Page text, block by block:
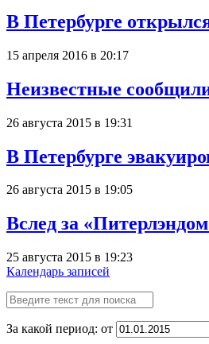
В Петербурге
15 апреля 2016 в 20:17
Неизвестные
26 августа 2015 в 19:31
В Петербурге
26 августа 2015 в 19:05
Вслед за
25 августа 2015 в 19:23
Календарь записей
За какой период: от